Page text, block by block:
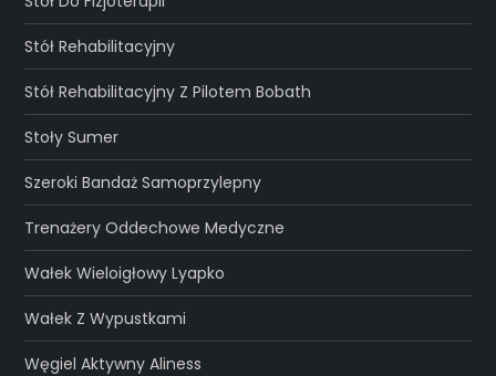
Stół Rehabilitacyjny
Stół Rehabilitacyjny Z Pilotem Bobath
Stoły Sumer
Szeroki Bandaż Samoprzylepny
Trenażery Oddechowe Medyczne
Wałek Wieloigłowy Lyapko
Wałek Z Wypustkami
Węgiel Aktywny Aliness